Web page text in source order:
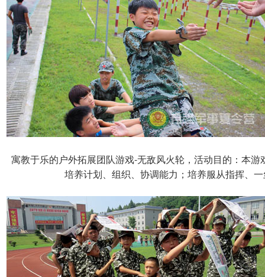
寓教于乐的户外拓展团队游戏-无敌风火轮，活动目的：本
培养计划、组织、协调能力；培养服从指挥、